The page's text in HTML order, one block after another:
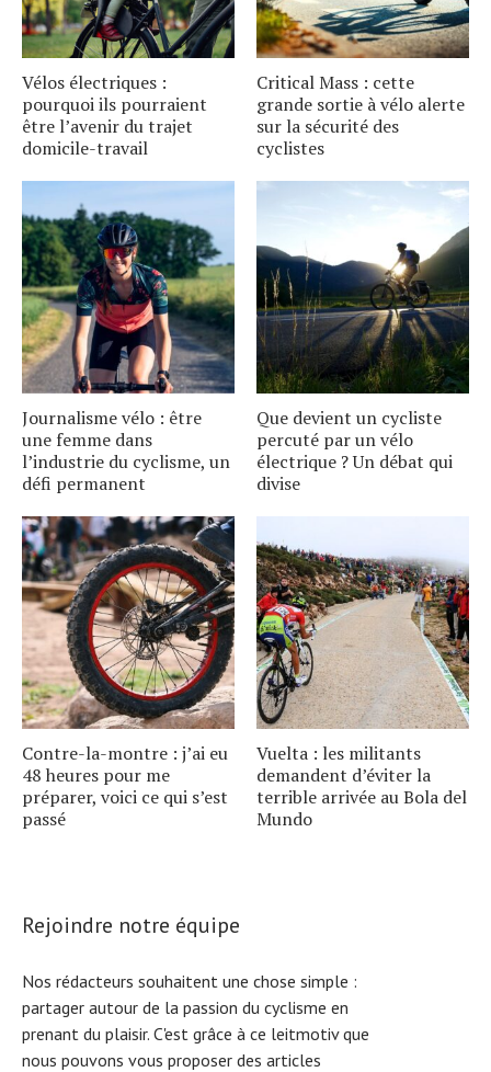
Vélos électriques :
pourquoi ils pourraient
être l’avenir du trajet
domicile-travail
Critical Mass : cette
grande sortie à vélo alerte
sur la sécurité des
cyclistes
Journalisme vélo : être
une femme dans
l’industrie du cyclisme, un
défi permanent
Que devient un cycliste
percuté par un vélo
électrique ? Un débat qui
divise
Contre-la-montre : j’ai eu
48 heures pour me
préparer, voici ce qui s’est
passé
Vuelta : les militants
demandent d’éviter la
terrible arrivée au Bola del
Mundo
Rejoindre notre équipe
Nos rédacteurs souhaitent une chose simple :
partager autour de la passion du cyclisme en
prenant du plaisir. C'est grâce à ce leitmotiv que
nous pouvons vous proposer des articles